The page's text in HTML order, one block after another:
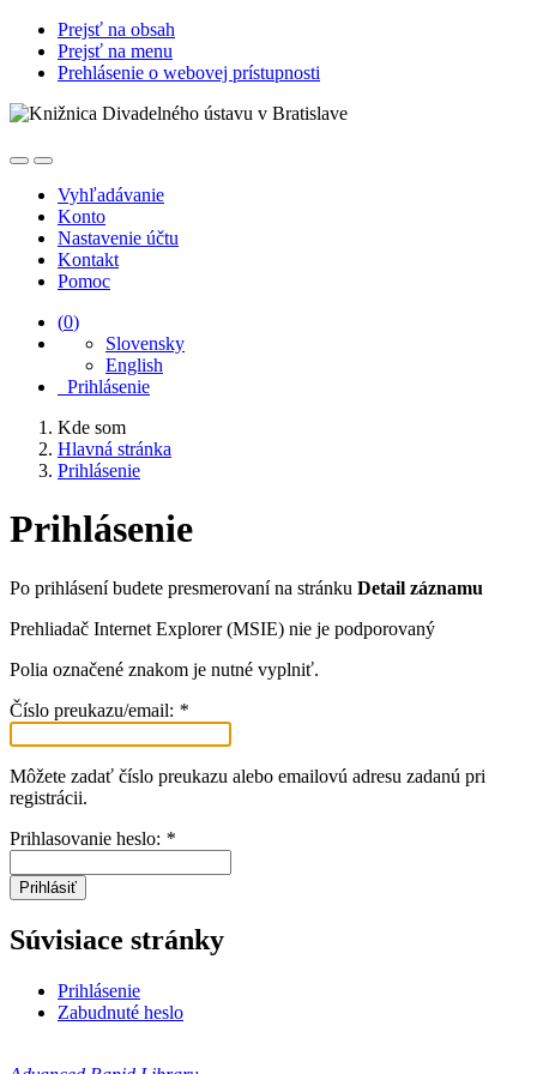
Prejsť na obsah
Prejsť na menu
Prehlásenie o webovej prístupnosti
Vyhľadávanie
Konto
Nastavenie účtu
Kontakt
Pomoc
(0)
Slovensky
English
Prihlásenie
Kde som
Hlavná stránka
Prihlásenie
Prihlásenie
Po prihlásení budete presmerovaní na stránku Detail záznamu
Prehliadač Internet Explorer (MSIE) nie je podporovaný
Polia označené znakom je nutné vyplniť.
Číslo preukazu/email: *
Môžete zadať číslo preukazu alebo emailovú adresu zadanú pri
registrácii.
Prihlasovanie heslo: *
Prihlásiť
Súvisiace stránky
Prihlásenie
Zabudnuté heslo